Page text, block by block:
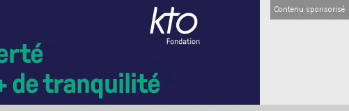
Contenu sponsorisé